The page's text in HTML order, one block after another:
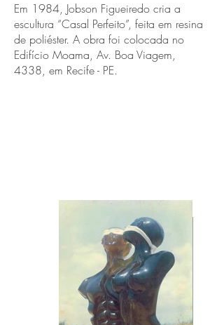
Em 1984, Jobson Figueiredo cria a
escultura “Casal Perfeito”, feita em resina
de poliéster. A obra foi colocada no
Edifício Moama, Av. Boa Viagem,
4338, em Recife - PE.